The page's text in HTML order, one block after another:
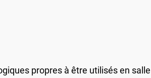
propres à être utilisés en salle